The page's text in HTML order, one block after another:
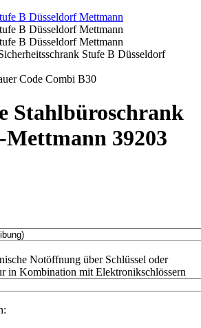
Stahlbüroschrank
39203
Notöffnung über Schlüssel oder
in Kombination mit Elektronikschlössern